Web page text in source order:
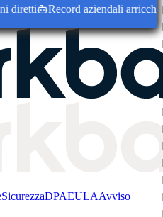
Record aziendali arricchiti
SicurezzaDPAEULAAvviso